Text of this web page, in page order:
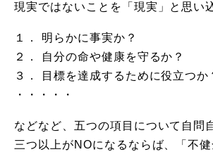
現実ではないことを「現実」と思い
１． 明らかに事実か？
２． 自分の命や健康を守るか？
３． 目標を達成するために役立つか
・・・・・
などなど、五つの項目について自問
三つ以上がNOになるならば、「不健